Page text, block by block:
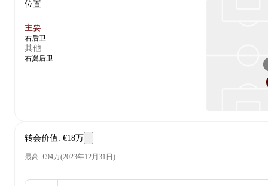
位置
主要
右后卫
其他
右翼后卫
转会价值: €18万
最高: €94万(2023年12月31日 )